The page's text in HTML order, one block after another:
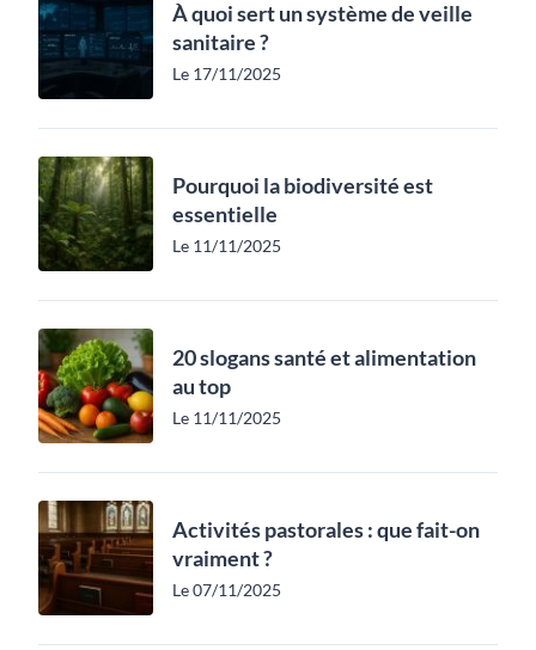
À quoi sert un système de veille
sanitaire ?
Le 17/11/2025
Pourquoi la biodiversité est
essentielle
Le 11/11/2025
20 slogans santé et alimentation
au top
Le 11/11/2025
Activités pastorales : que fait-on
vraiment ?
Le 07/11/2025